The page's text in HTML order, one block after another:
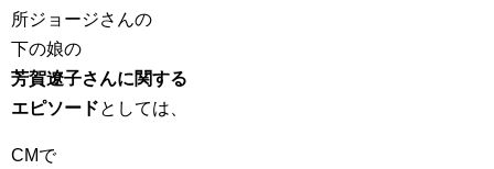
所ジョージさんの
下の娘の
芳賀遼子さんに関する
エピソードとしては、
CMで